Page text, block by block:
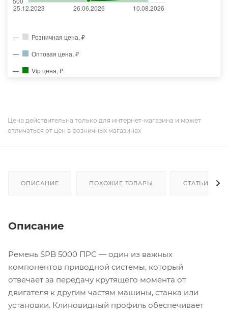
Розничная цена, ₽
Оптовая цена, ₽
Vip цена, ₽
Цена действительна только для интернет-магазина и может
отличаться от цен в розничных магазинах
ОПИСАНИЕ ПОХОЖИЕ ТОВАРЫ СТАТЬИ
Описание
Ремень SPB 5000 ПРС — один из важных
компонентов приводной системы, который
отвечает за передачу крутящего момента от
двигателя к другим частям машины, станка или
установки. Клиновидный профиль обеспечивает